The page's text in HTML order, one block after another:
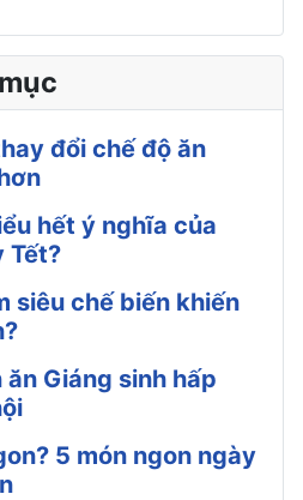
đổi chế độ ăn
hết ý nghĩa của
Tết?
siêu chế biến khiến
Giáng sinh hấp
5 món ngon ngày